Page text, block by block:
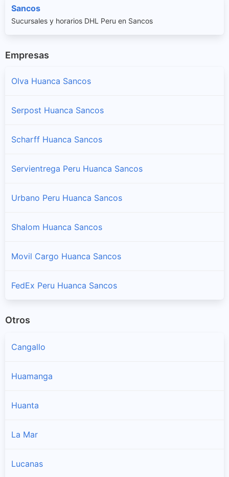
Sancos
Sucursales y horarios DHL Peru en Sancos
Empresas
Olva Huanca Sancos
Serpost Huanca Sancos
Scharff Huanca Sancos
Servientrega Peru Huanca Sancos
Urbano Peru Huanca Sancos
Shalom Huanca Sancos
Movil Cargo Huanca Sancos
FedEx Peru Huanca Sancos
Otros
Cangallo
Huamanga
Huanta
La Mar
Lucanas